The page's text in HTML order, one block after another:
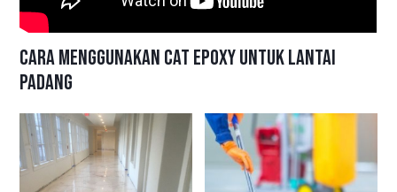
Cara Menggunakan Cat Epoxy untuk Lantai
Padang